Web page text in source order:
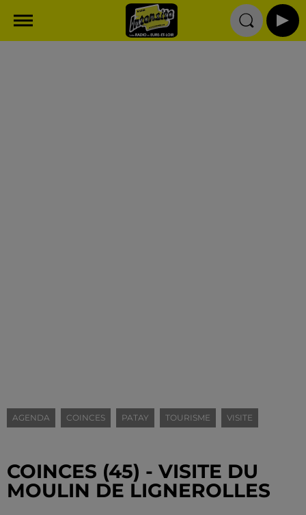
AGENDA COINCES PATAY TOURISME VISITE
COINCES (45) - VISITE DU
MOULIN DE LIGNEROLLES